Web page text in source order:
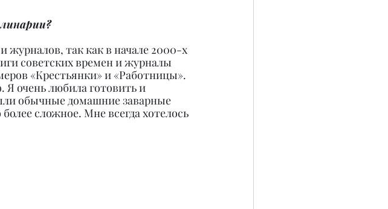
журналов, так как в начале 2000-х
советских времен и журналы
«Крестьянки» и «Работницы».
Я очень любила готовить и
обычные домашние заварные
сложное. Мне всегда хотелось